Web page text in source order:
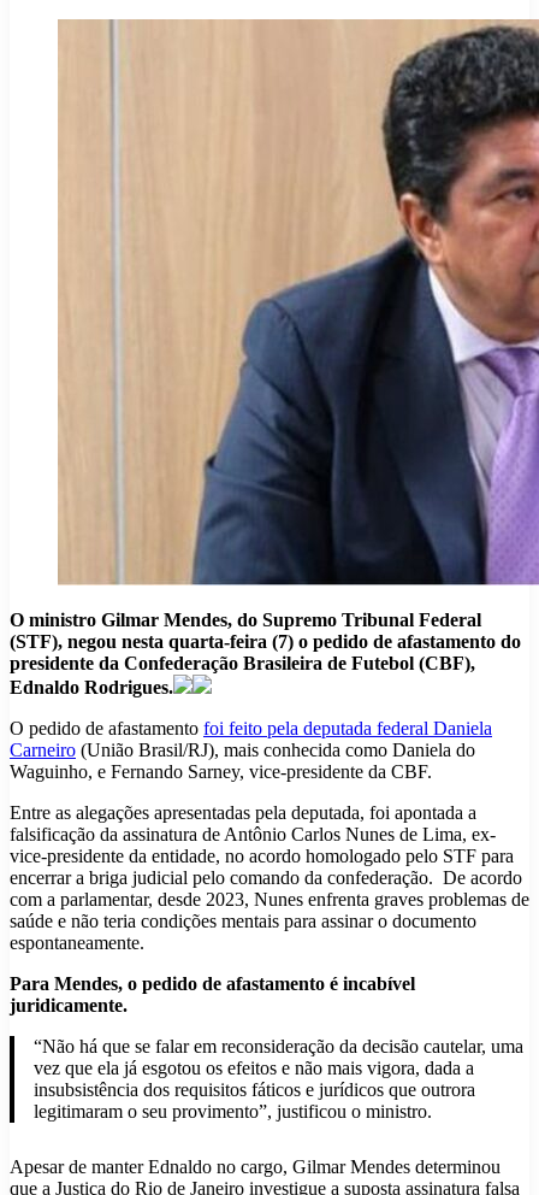
O ministro Gilmar Mendes, do Supremo Tribunal Federal
(STF), negou nesta quarta-feira (7) o pedido de afastamento do
presidente da Confederação Brasileira de Futebol (CBF),
Ednaldo Rodrigues.
O pedido de afastamento foi feito pela deputada federal Daniela
Carneiro (União Brasil/RJ), mais conhecida como Daniela do
Waguinho, e Fernando Sarney, vice-presidente da CBF.
Entre as alegações apresentadas pela deputada, foi apontada a
falsificação da assinatura de Antônio Carlos Nunes de Lima, ex-
vice-presidente da entidade, no acordo homologado pelo STF para
encerrar a briga judicial pelo comando da confederação. De acordo
com a parlamentar, desde 2023, Nunes enfrenta graves problemas de
saúde e não teria condições mentais para assinar o documento
espontaneamente.
Para Mendes, o pedido de afastamento é incabível
juridicamente.
“Não há que se falar em reconsideração da decisão cautelar, uma
vez que ela já esgotou os efeitos e não mais vigora, dada a
insubsistência dos requisitos fáticos e jurídicos que outrora
legitimaram o seu provimento”, justificou o ministro.
Apesar de manter Ednaldo no cargo, Gilmar Mendes determinou
que a Justiça do Rio de Janeiro investigue a suposta assinatura falsa